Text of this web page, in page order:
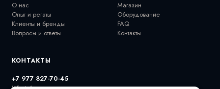
О нас
Опыт и регаты
Клиенты и бренды
Вопросы и ответы
Магазин
Оборудование
FAQ
Контакты
КОНТАКТЫ
+7 977 827-70-45